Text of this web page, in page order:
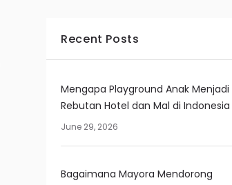
Recent Posts
Mengapa Playground Anak Menjadi
Rebutan Hotel dan Mal di Indonesia
June 29, 2026
Bagaimana Mayora Mendorong